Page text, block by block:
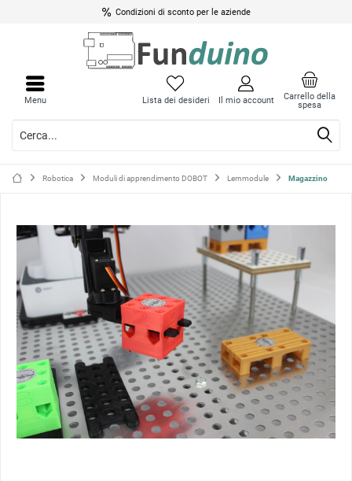
Condizioni di sconto per le aziende
Carrello della
spesa
Lista dei desideri Il mio account
Menu
Robotica Moduli di apprendimento DOBOT Lernmodule Magazzino
menu
menu